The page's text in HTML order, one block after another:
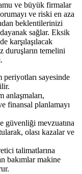
ve büyük firmalar
ve riski en aza
beklentilerinizi
sağlar. Eksik
karşılaşılacak
duruşların temelini
periyotları sayesinde
anlaşmaları,
finansal planlamayı
güvenliği mevzuatına
olası kazalar ve
talimatlarına
bakımlar makine